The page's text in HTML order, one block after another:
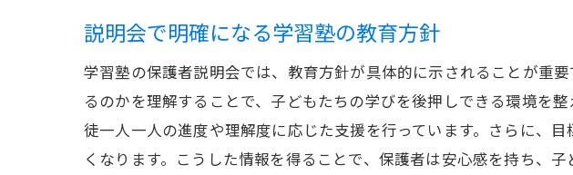
保護者説明会で学
進路指導が学
学習塾の進路
説明会で進路
進路指導が優
説明会で明確になる学習塾の教育方針
学習塾の保護者説明会では、教育方針が具体的に示されることが重
るのかを理解することで、子どもたちの学びを後押しできる環境を
徒一人一人の進度や理解度に応じた支援を行っています。さらに、
くなります。こうした情報を得ることで、保護者は安心感を持ち、